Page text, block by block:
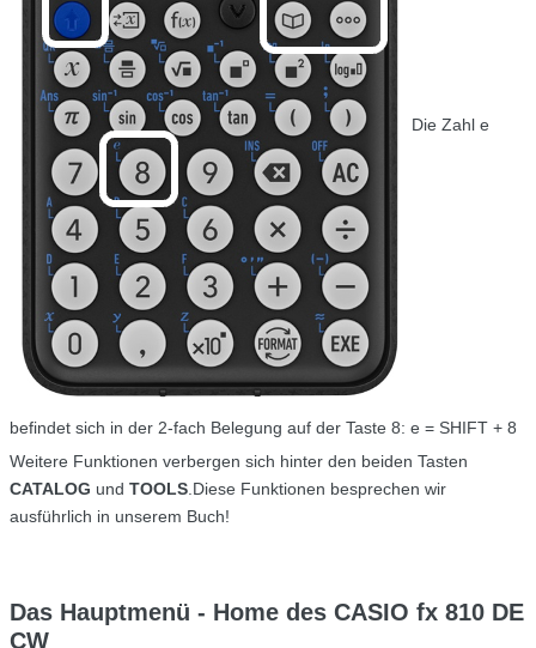
Die Zahl e
befindet sich in der 2-fach Belegung auf der Taste 8: e = SHIFT + 8
Weitere Funktionen verbergen sich hinter den beiden Tasten
CATALOG und TOOLS. Diese Funktionen besprechen wir
ausführlich in unserem Buch!
Das Hauptmenü - Home des CASIO fx 810 DE
CW